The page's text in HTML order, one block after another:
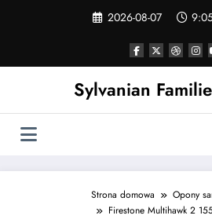
2026-08-07
Sylvanian
Strona domowa
Opony
Firestone Multihawk 2